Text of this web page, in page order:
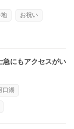
地 お祝い
急にもアクセスがい
口湖